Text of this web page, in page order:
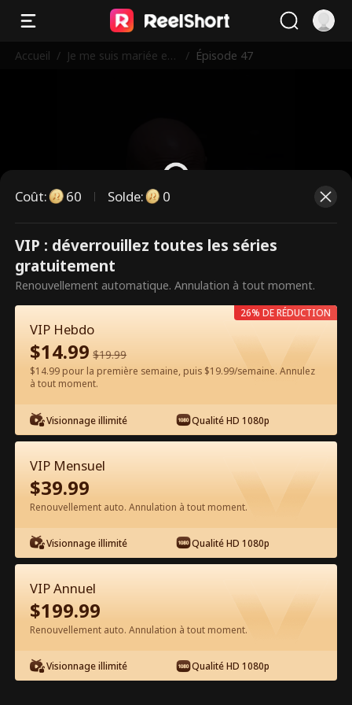
Accueil / Je me suis mariée en
/ Épisode 47
Ce sont des épisodes payants.
Débloquez pour regarder.
Regarder gratuitement sur l'App
Épisode 47 - Je me suis mariée en
tant que mariée de remplacement
Film complet
1-50 51-66 Tous les épisodes
Coût: 60 Solde: 0
VIP : déverrouillez toutes les séries
gratuitement
Renouvellement automatique. Annulation à tout moment.
VIP Hebdo
$14.99 $19.99
$14.99 pour la première semaine, puis $19.99/semaine. Annulez
à tout moment.
Visionnage illimité Qualité HD 1080p
26% DE RÉDUCTION
VIP Mensuel
$39.99
Renouvellement auto. Annulation à tout moment.
Visionnage illimité Qualité HD 1080p
VIP Annuel
$199.99
Renouvellement auto. Annulation à tout moment.
Visionnage illimité Qualité HD 1080p